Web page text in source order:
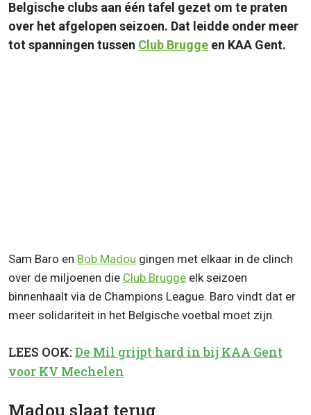
Belgische clubs aan één tafel gezet om te praten
over het afgelopen seizoen. Dat leidde onder meer
tot spanningen tussen Club Brugge en KAA Gent.
Sam Baro en Bob Madou gingen met elkaar in de clinch
over de miljoenen die Club Brugge elk seizoen
binnenhaalt via de Champions League. Baro vindt dat er
meer solidariteit in het Belgische voetbal moet zijn.
LEES OOK:De Mil grijpt hard in bij KAA Gent
voor KV Mechelen
Madou slaat terug